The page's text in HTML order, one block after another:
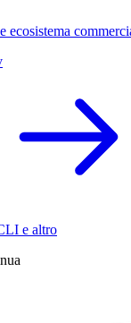
ecosistema
e altro